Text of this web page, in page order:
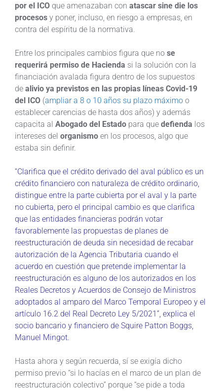
por el ICO que amenazaban con atascar sine die los
procesos y poner, incluso, en riesgo a empresas, en
contra del espíritu de la normativa.
Entre los principales cambios figura que no se
requerirá permiso de Hacienda si la solución con la
financiación avalada figura dentro de los supuestos
de alivio ya previstos en las propias líneas Covid-19
del ICO (ampliar a 8 o 10 años su plazo máximo o
establecer carencias de hasta dos años) y además
capacita al Abogado del Estado para que defienda los
intereses del organismo en los procesos, algo que
estaba sin definir.
“Clarifica que el crédito derivado del aval público es un
crédito financiero con naturaleza de crédito ordinario,
distingue entre la parte cubierta por el aval y la parte
no cubierta, pero el principal cambio es que clarifica
que las entidades financieras podrán votar
favorablemente las propuestas de planes de
reestructuración de deuda sin necesidad de recabar
autorización de la Agencia Tributaria cuando el
acuerdo en cuestión que pretende implementar la
reestructuración es alguno de los autorizados en los
Reales Decretos y Acuerdos de Consejo de Ministros
adoptados al amparo del Marco Temporal Europeo y el
artículo 16.2 del Real Decreto Ley 5/2021”, explica el
socio bancario y financiero de Squire Patton Boggs,
Manuel Mingot.
Hasta ahora y según recuerda, sí se exigía dicho
permiso previo “si lo hacías en el marco de un plan de
reestructuración colectivo” porque “se pide a toda